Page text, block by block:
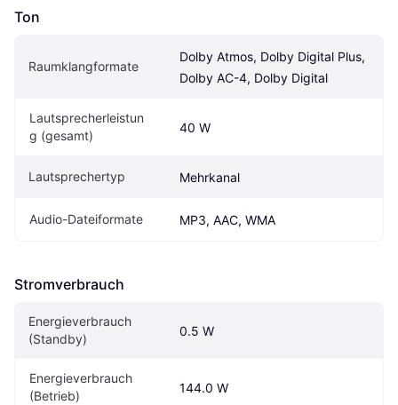
Ton
Raumklangformate
Dolby Atmos, Dolby Digital Plus,
Dolby AC-4, Dolby Digital
Lautsprecherleistun
g (gesamt)
40 W
Lautsprechertyp Mehrkanal
Audio-Dateiformate MP3, AAC, WMA
Stromverbrauch
Energieverbrauch
(Standby)
0.5 W
Energieverbrauch
(Betrieb)
144.0 W